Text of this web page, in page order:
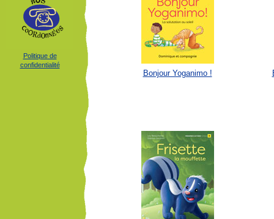
Politique de
confidentialité
Bonjour Yoganimo !